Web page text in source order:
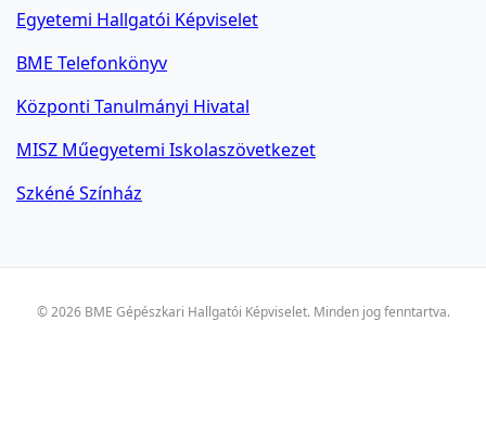
Egyetemi Hallgatói Képviselet
BME Telefonkönyv
Központi Tanulmányi Hivatal
MISZ Műegyetemi Iskolaszövetkezet
Szkéné Színház
© 2026 BME Gépészkari Hallgatói Képviselet. Minden jog fenntartva.